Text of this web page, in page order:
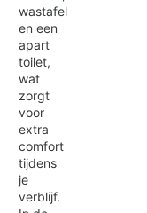
wastafel
en een
apart
toilet,
wat
zorgt
voor
extra
comfort
tijdens
je
verblijf.